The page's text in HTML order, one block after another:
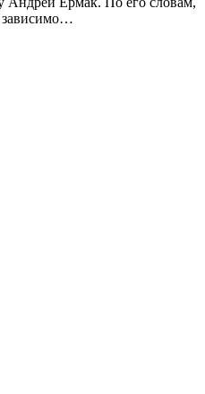
зависимо…